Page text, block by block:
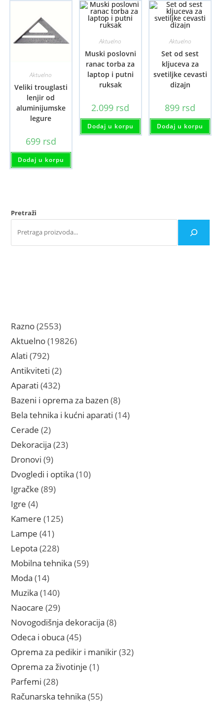
Aktuelno
Veliki trouglasti
lenjir od
aluminijumske
legure
699 rsd
Dodaj u korpu
Aktuelno
Muski poslovni
ranac torba za
laptop i putni
ruksak
2.099 rsd
Dodaj u korpu
Aktuelno
Set od sest
kljuceva za
svetiljke cevasti
dizajn
899 rsd
Dodaj u korpu
Pretraži
Razno 25532553
proizvoda
Aktuelno 1982619826
Alati 792792
proizvoda
Antikviteti 22
proizvoda
Aparati 432432
proizvoda
Bazeni i oprema za bazen 88
proizvoda
Bela tehnika i kućni aparati 1414
Cerade 22
proizvoda
Dekoracija 2323
Dronovi 99
proizvoda
Dvogledi i optika 1010
Igračke 8989
Igre 44
proizvoda
Kamere 125125
Lampe 4141
proizvod
Lepota 228228
proizvoda
Mobilna tehnika 5959
Moda 1414
proizvoda
Muzika 140140
proizvoda
Naocare 2929
proizvoda
Novogodišnja dekoracija 88
Odeca i obuca 4545
proizvoda
Oprema za pedikir i manikir 3232
Oprema za životinje 11
Parfemi 2828
proizvoda
Računarska tehnika 5555